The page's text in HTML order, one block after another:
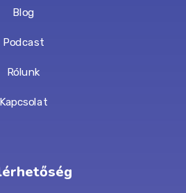
Blog
Podcast
Rólunk
Kapcsolat